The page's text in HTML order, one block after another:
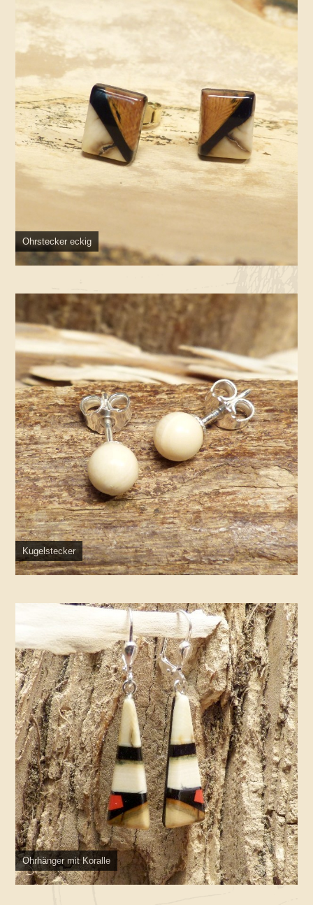
Ohrstecker eckig
Kugelstecker
Ohrhänger mit Koralle